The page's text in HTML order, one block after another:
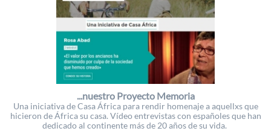
...nuestro Proyecto Memoria
Una iniciativa de Casa África para rendir homenaje a aquellxs que
hicieron de África su casa. Vídeo entrevistas con españoles que han
dedicado al continente más de 20 años de su vida.